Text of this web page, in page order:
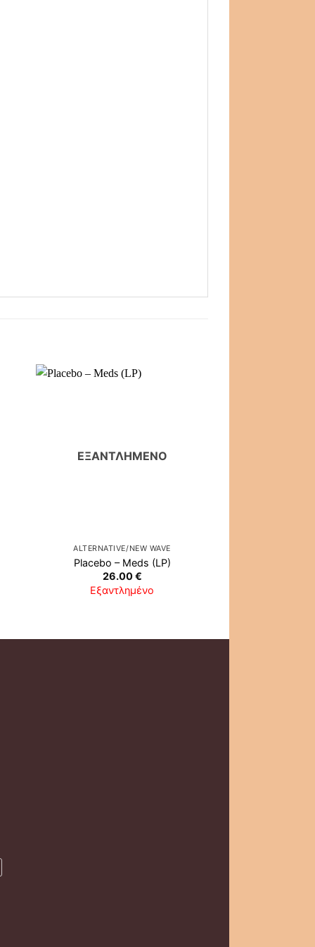
ΕΞΑΝΤΛΗΜΈΝΟ
ALTERNATIVE/NEW WAVE
Placebo ‎– Meds (LP)
26.00€
Εξαντλημένο